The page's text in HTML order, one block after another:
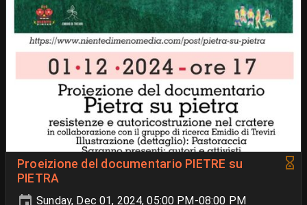
Proeizione del documentario PIETRE su
PIETRA
Sunday, Dec 01, 2024, 05:00 PM-08:00 PM